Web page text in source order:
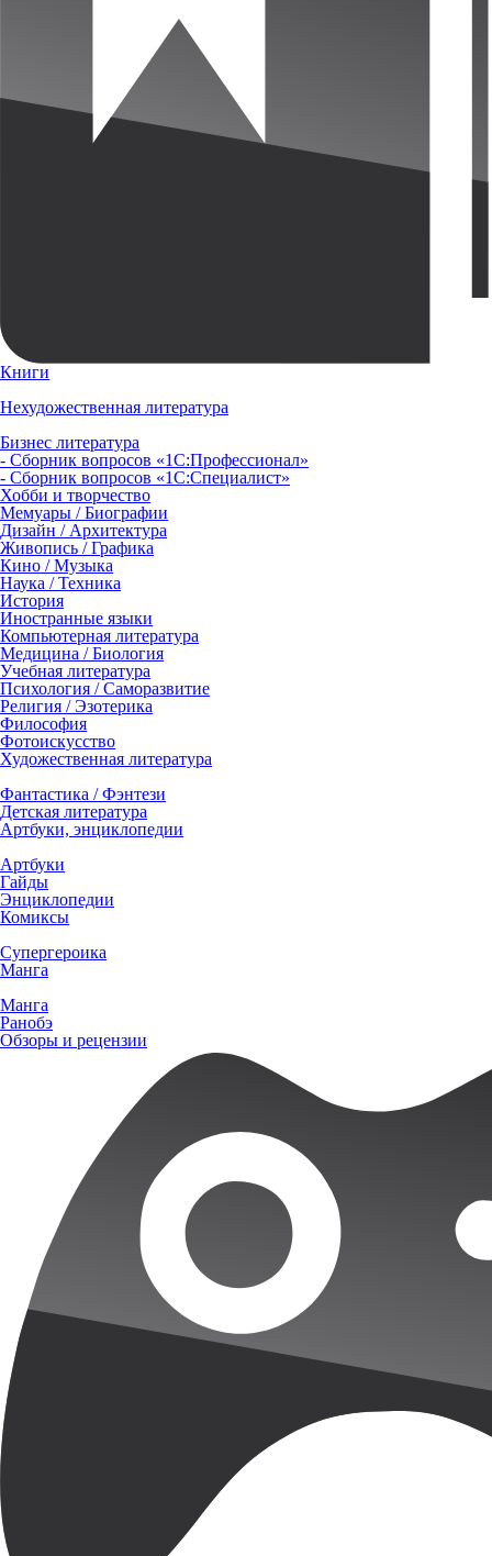
Книги
Нехудожественная литература
Бизнес литература
- Сборник вопросов «1С:Профессионал»
- Сборник вопросов «1С:Специалист»
Хобби и творчество
Мемуары / Биографии
Дизайн / Архитектура
Живопись / Графика
Кино / Музыка
Наука / Техника
История
Иностранные языки
Компьютерная литература
Медицина / Биология
Учебная литература
Психология / Саморазвитие
Религия / Эзотерика
Философия
Фотоискусство
Художественная литература
Фантастика / Фэнтези
Детская литература
Артбуки, энциклопедии
Артбуки
Гайды
Энциклопедии
Комиксы
Супергероика
Манга
Манга
Ранобэ
Обзоры и рецензии